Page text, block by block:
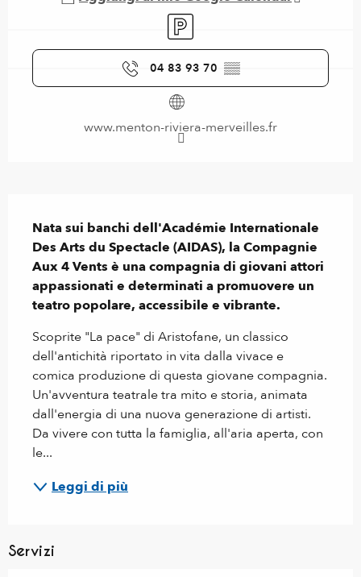
Parcheggio
04 83 93 70 ▒▒
www.menton-riviera-merveilles.fr
Nata sui banchi dell'Académie Internationale
Des Arts du Spectacle (AIDAS), la Compagnie
Aux 4 Vents è una compagnia di giovani attori
appassionati e determinati a promuovere un
teatro popolare, accessibile e vibrante.
Scoprite "La pace" di Aristofane, un classico
dell'antichità riportato in vita dalla vivace e
comica produzione di questa giovane compagnia.
Un'avventura teatrale tra mito e storia, animata
dall'energia di una nuova generazione di artisti.
Da vivere con tutta la famiglia, all'aria aperta, con
le...
Leggi di più
Servizi